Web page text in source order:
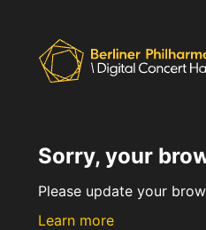
Sorry, your
Please update your
Learn more